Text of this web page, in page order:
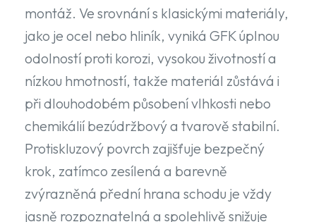
montáž. Ve srovnání s klasickými materiály,
jako je ocel nebo hliník, vyniká GFK úplnou
odolností proti korozi, vysokou životností a
nízkou hmotností, takže materiál zůstává i
při dlouhodobém působení vlhkosti nebo
chemikálií bezúdržbový a tvarově stabilní.
Protiskluzový povrch zajišťuje bezpečný
krok, zatímco zesílená a barevně
zvýrazněná přední hrana schodu je vždy
jasně rozpoznatelná a spolehlivě snižuje